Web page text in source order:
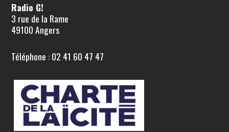
Radio G!
3 rue de la Rame
49100 Angers
Téléphone : 02 41 60 47 47